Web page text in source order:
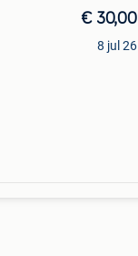
€ 30,00
8 jul 26